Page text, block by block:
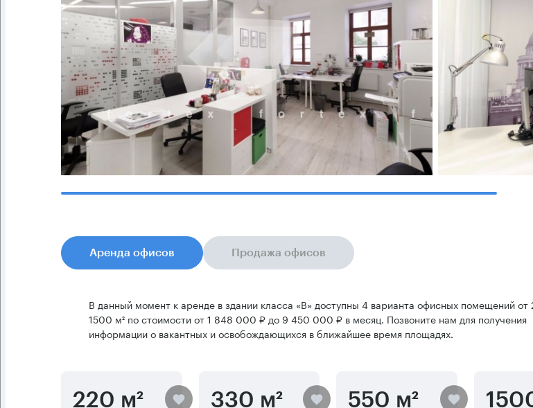
Аренда офисов Продажа офисов
В данный момент к аренде в здании класса «B» доступны 4 варианта офисных помещений от
1500 м² по стоимости от 1 848 000 ₽ до 9 450 000 ₽ в месяц. Позвоните нам для получения
информации о вакантных и освобождающихся в ближайшее время площадях.
220 м² 330 м² 550 м²